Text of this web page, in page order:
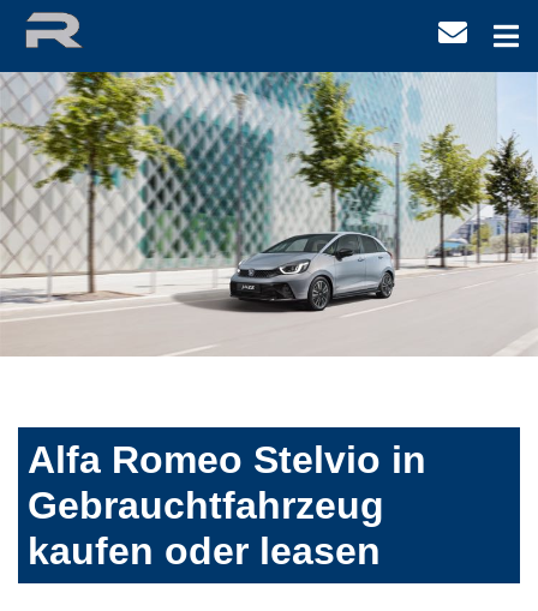
Alfa Romeo Stelvio in
Gebrauchtfahrzeug
kaufen oder leasen